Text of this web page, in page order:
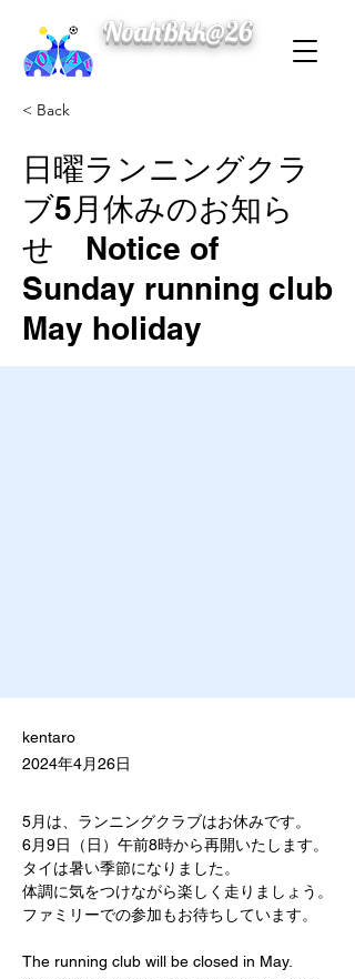
NoahBkk@26
< Back
日曜ランニングクラ
ブ5月休みのお知ら
せ Notice of
Sunday running club
May holiday
kentaro
2024年4月26日
5月は、ランニングクラブはお休みです。
6月9日（日）午前8時から再開いたします。
タイは暑い季節になりました。
体調に気をつけながら楽しく走りましょう。
ファミリーでの参加もお待ちしています。
The running club will be closed in May.